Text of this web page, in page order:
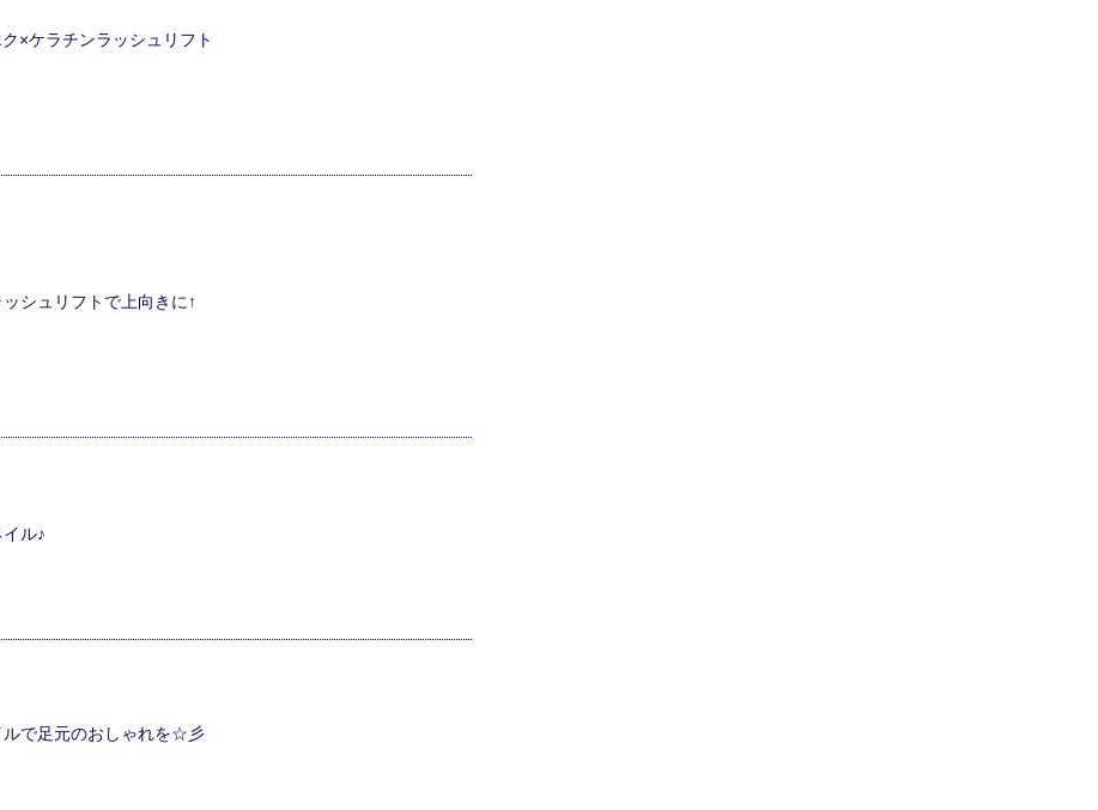
×ケラチンラッシュリフト
シュリフトで上向きに↑
ル♪
ルで足元のおしゃれを☆彡